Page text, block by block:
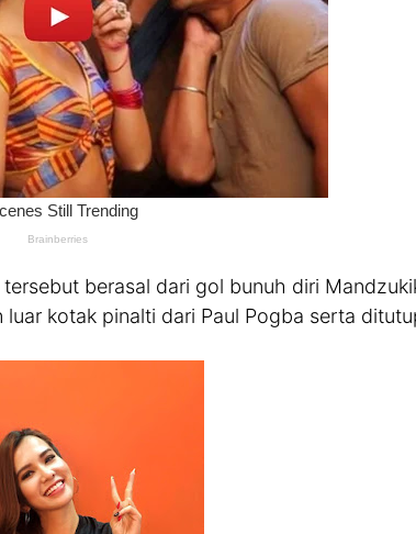
berasal dari gol bunuh diri
kotak pinalti dari Paul Pogba serta